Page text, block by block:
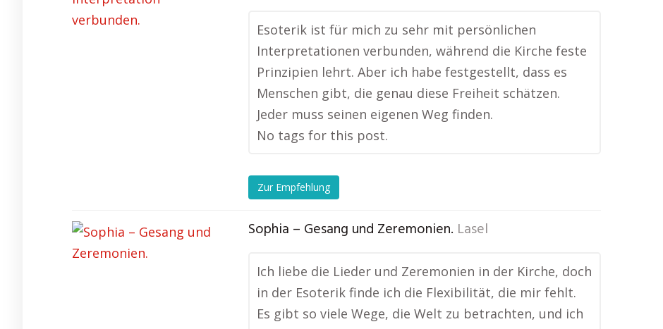
Esoterik ist für mich zu sehr mit persönlichen
Interpretationen verbunden, während die Kirche feste
Prinzipien lehrt. Aber ich habe festgestellt, dass es
Menschen gibt, die genau diese Freiheit schätzen.
Jeder muss seinen eigenen Weg finden.
No tags for this post.
Zur Empfehlung
Sophia – Gesang und Zeremonien. Lasel
Ich liebe die Lieder und Zeremonien in der Kirche, doch
in der Esoterik finde ich die Flexibilität, die mir fehlt.
Es gibt so viele Wege, die Welt zu betrachten, und ich